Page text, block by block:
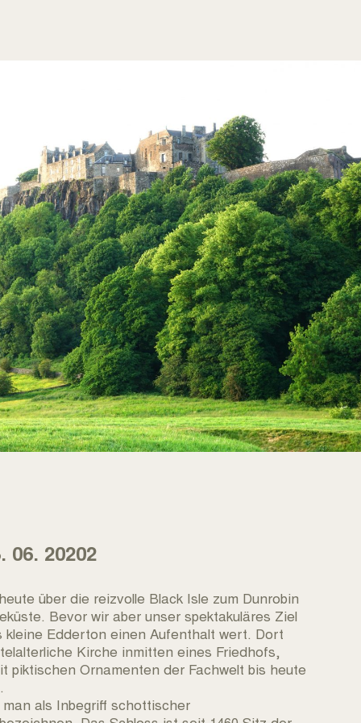
06. 20202
über die reizvolle Black Isle zum Dunrobin
Bevor wir aber unser spektakuläres Ziel
Edderton einen Aufenthalt wert. Dort
Kirche inmitten eines Friedhofs,
piktischen Ornamenten der Fachwelt bis heute
als Inbegriff schottischer